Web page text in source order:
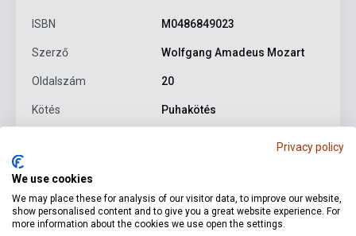
ISBN M0486849023
Szerző Wolfgang Amadeus Mozart
Oldalszám 20
Kötés Puhakötés
Formátum Kotta
Nyelv -
Privacy policy
We use cookies
We may place these for analysis of our visitor data, to improve our website,
show personalised content and to give you a great website experience. For
more information about the cookies we use open the settings.